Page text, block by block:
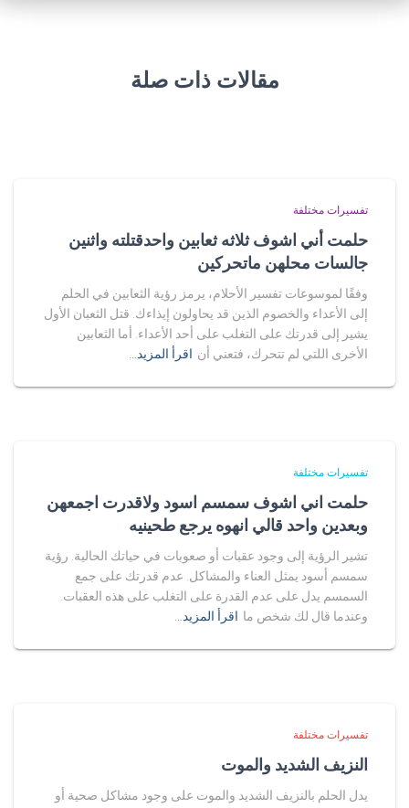
مقالات ذات صلة
تفسيرات مختلفة
حلمت أني اشوف ثلاثه ثعابين واحدقتلته واثنين
جالسات محلهن ماتحركين
وفقًا لموسوعات تفسير الأحلام، يرمز رؤية الثعابين في الحلم
إلى الأعداء والخصوم الذين قد يحاولون إيذاءك. قتل الثعبان الأول
يشير إلى قدرتك على التغلب على أحد الأعداء. أما الثعابين
الأخرى اللتي لم تتحرك، فتعني أن اقرأ المزيد…
تفسيرات مختلفة
حلمت اني اشوف سمسم اسود ولاقدرت اجمعهن
وبعدين واحد قالي انهوه يرجع طحينيه
تشير الرؤية إلى وجود عقبات أو صعوبات في حياتك الحالية. رؤية
سمسم أسود يمثل العناء والمشاكل. عدم قدرتك على جمع
السمسم يدل على عدم القدرة على التغلب على هذه العقبات.
وعندما قال لك شخص ما اقرأ المزيد…
تفسيرات مختلفة
النزيف الشديد والموت
يدل الحلم بالنزيف الشديد والموت على وجود مشاكل صحية أو